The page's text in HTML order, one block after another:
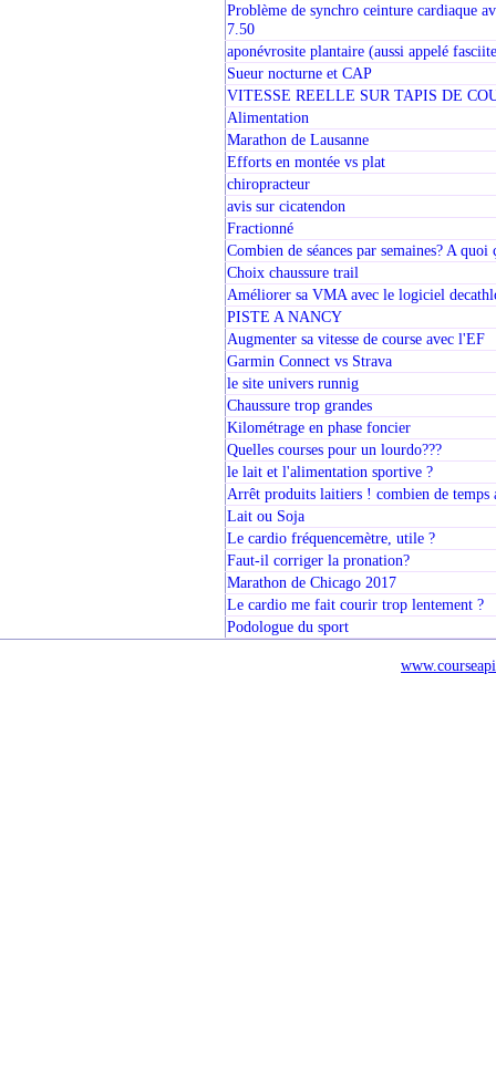
Problème de synchro ceinture cardiaque
7.50
aponévrosite plantaire (aussi appelé
Sueur nocturne et CAP
VITESSE REELLE SUR TAPIS DE
Alimentation
Marathon de Lausanne
Efforts en montée vs plat
chiropracteur
avis sur cicatendon
Fractionné
Combien de séances par semaines? A quoi
Choix chaussure trail
Améliorer sa VMA avec le logiciel
PISTE A NANCY
Augmenter sa vitesse de course avec l'EF
Garmin Connect vs Strava
le site univers runnig
Chaussure trop grandes
Kilométrage en phase foncier
Quelles courses pour un lourdo???
le lait et l'alimentation sportive ?
Arrêt produits laitiers ! combien de temps
Lait ou Soja
Le cardio fréquencemètre, utile ?
Faut-il corriger la pronation?
Marathon de Chicago 2017
Le cardio me fait courir trop lentement ?
Podologue du sport